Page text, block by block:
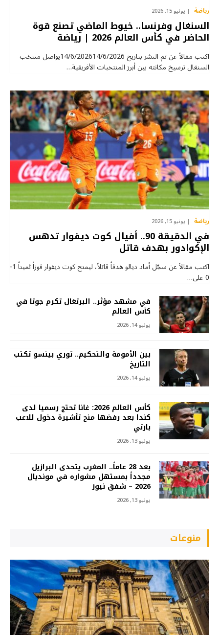
رياضة يونيو 15, 2026
السنغال وفرنسا.. خيوط الماضي تصنع قوة
الحاضر في كأس العالم 2026 | رياضة
اكتب مقالاً عن تم النشر بتاريخ 14/6/202614/6/2026يواصل منتخب
السنغال ترسيخ مكانته بين أبرز المنتخبات الأفريقية…
رياضة يونيو 15, 2026
في الدقيقة 90.. أفيال كوت ديفوار تدهس
الإكوادور بهدف قاتل
اكتب مقالاً عن سجّل أماد ديالو هدفاً قاتلاً، ليمنح كوت ديفوار فوزاً ثميناً 1-
0 على…
في مشهد مؤثر.. البرتغال تكرم جوتا في
كأس العالم
يونيو 14, 2026
بين الأمومة والتحكيم.. توري بينسو تكتب
التاريخ
يونيو 14, 2026
كأس العالم 2026: غانا تحتج رسميا لدى
كندا بعد رفضها منح تأشيرة دخول للاعب
بارتي
يونيو 13, 2026
بعد 28 عاماً.. المغرب يتحدى البرازيل
مجدداً بمستهل مشواره في مونديال
2026 – شفق نيوز
يونيو 13, 2026
منوعات